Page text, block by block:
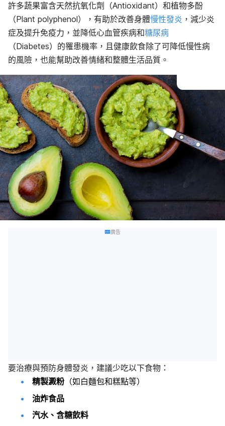
許多蔬果富含天然抗氧化劑（Antioxidant）和植物多酚
（Plant polyphenol），有助於改善身體慢性發炎 ，減少炎
症及提升免疫力，並降低心血管疾病和糖尿病
（Diabetes）的罹患機率，且健康飲食除了可降低慢性病
的風險，也能幫助改善情緒和整體生活品質。
廣告
要治療與預防身體發炎，建議少吃以下食物：
精製澱粉（如白麵包和糕點等）
油炸食品
汽水、含糖飲料